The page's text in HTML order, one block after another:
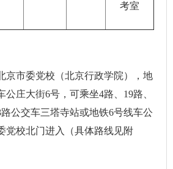
考室
市委党校（北京行政学院），地
庄大街6号，可乘坐4路、19路、
路公交车三塔寺站或地铁6号线车公
党校北门进入（具体路线见附